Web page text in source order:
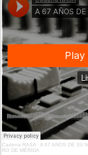
Cadena RASA · A 67 AÑOS DE SU
RO DE MÉRIDA